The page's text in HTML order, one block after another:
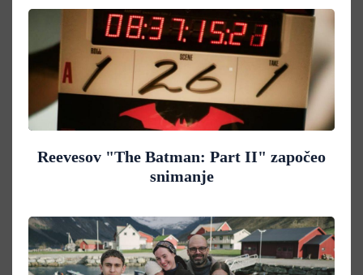
Reevesov "The Batman: Part II" započeo
snimanje